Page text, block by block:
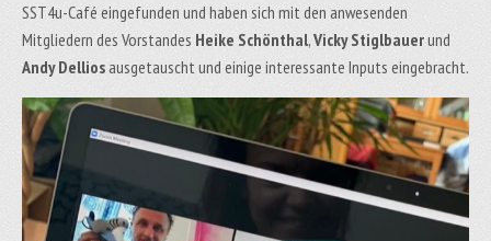
SST4u-Café eingefunden und haben sich mit den anwesenden
Mitgliedern des Vorstandes Heike Schönthal,Vicky Stiglbauerund
Andy Delliosausgetauscht und einige interessante Inputs eingebracht.